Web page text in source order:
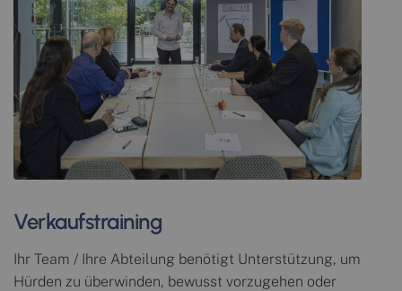
Verkaufstraining
Ihr Team / Ihre Abteilung benötigt Unterstützung, um
Hürden zu überwinden, bewusst vorzugehen oder